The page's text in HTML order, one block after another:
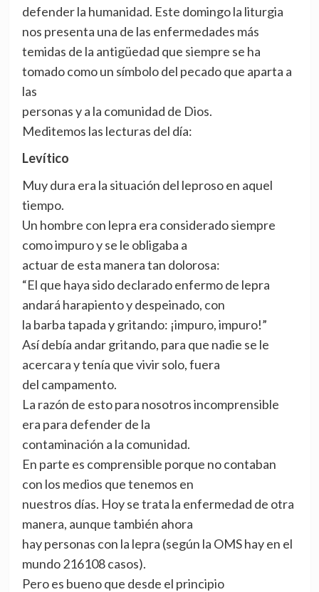
defender la humanidad. Este domingo la liturgia
nos presenta una de las enfermedades más
temidas de la antigüedad que siempre se ha
tomado como un símbolo del pecado que aparta a
las
personas y a la comunidad de Dios.
Meditemos las lecturas del día:
Levítico
Muy dura era la situación del leproso en aquel
tiempo.
Un hombre con lepra era considerado siempre
como impuro y se le obligaba a
actuar de esta manera tan dolorosa:
“El que haya sido declarado enfermo de lepra
andará harapiento y despeinado, con
la barba tapada y gritando: ¡impuro, impuro!”
Así debía andar gritando, para que nadie se le
acercara y tenía que vivir solo, fuera
del campamento.
La razón de esto para nosotros incomprensible
era para defender de la
contaminación a la comunidad.
En parte es comprensible porque no contaban
con los medios que tenemos en
nuestros días. Hoy se trata la enfermedad de otra
manera, aunque también ahora
hay personas con la lepra (según la OMS hay en el
mundo 216108 casos).
Pero es bueno que desde el principio